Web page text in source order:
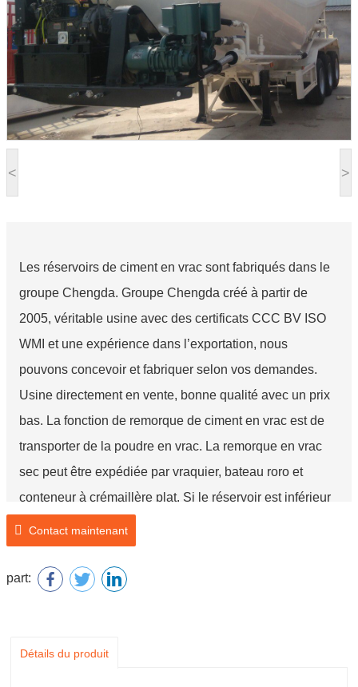
< >
Les réservoirs de ciment en vrac sont fabriqués dans le
groupe Chengda. Groupe Chengda créé à partir de
2005, véritable usine avec des certificats CCC BV ISO
WMI et une expérience dans l’exportation, nous
pouvons concevoir et fabriquer selon vos demandes.
Usine directement en vente, bonne qualité avec un prix
bas. La fonction de remorque de ciment en vrac est de
transporter de la poudre en vrac. La remorque en vrac
sec peut être expédiée par vraquier, bateau roro et
conteneur à crémaillère plat. Si le réservoir est inférieur
à 25cbm, peut être démonté et mis dans un conteneur.
Nous utiliserons une bâche pour couvrir et protéger les
machines avant l’expédition.
Contact maintenant
part:
Détails du produit